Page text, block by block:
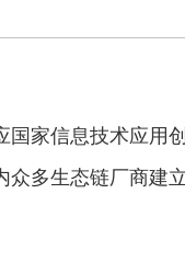
国家信息技术应用
众多生态链厂商建